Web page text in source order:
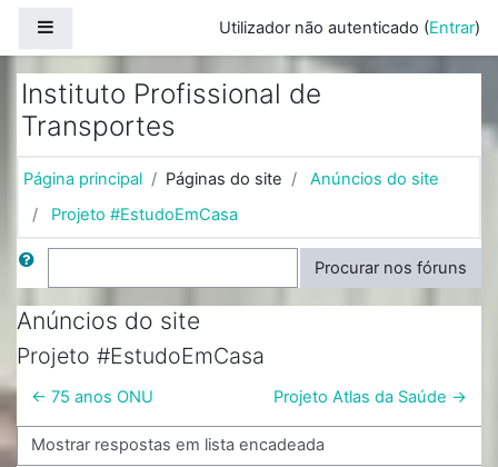
Utilizador não autenticado (Entrar)
Instituto Profissional de
Transportes
Página principal Páginas do site
Anúncios do site
Projeto #EstudoEmCasa
Procurar Procurar nos fóruns
Anúncios do site
Projeto #EstudoEmCasa
← 75 anos ONU Projeto Atlas da Saúde →
Modo de visualização